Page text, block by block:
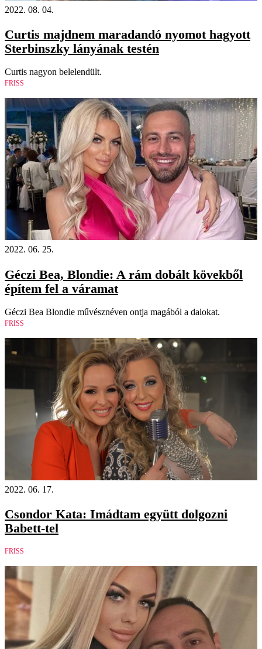
2022. 08. 04.
Curtis majdnem maradandó nyomot hagyott
Sterbinszky lányának testén
Curtis nagyon belelendült.
FRISS
2022. 06. 25.
Géczi Bea, Blondie: A rám dobált kövekből
építem fel a váramat
Géczi Bea Blondie művésznéven ontja magából a dalokat.
FRISS
2022. 06. 17.
Csondor Kata: Imádtam együtt dolgozni
Babett-tel
FRISS